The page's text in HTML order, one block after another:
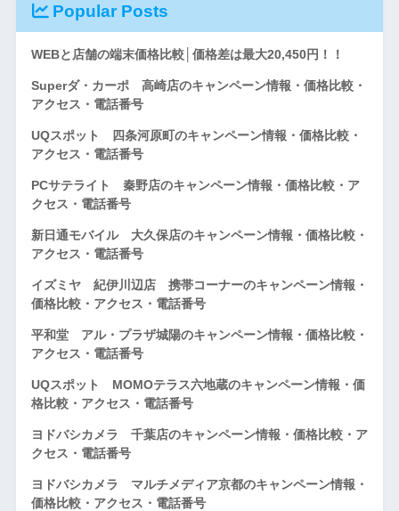
Popular Posts
WEBと店舗の端末価格比較│価格差は最大20,450円！！
Superダ・カーポ 高崎店のキャンペーン情報・価格比較・
アクセス・電話番号
UQスポット 四条河原町のキャンペーン情報・価格比較・
アクセス・電話番号
PCサテライト 秦野店のキャンペーン情報・価格比較・ア
クセス・電話番号
新日通モバイル 大久保店のキャンペーン情報・価格比較・
アクセス・電話番号
イズミヤ 紀伊川辺店 携帯コーナーのキャンペーン情報・
価格比較・アクセス・電話番号
平和堂 アル・プラザ城陽のキャンペーン情報・価格比較・
アクセス・電話番号
UQスポット MOMOテラス六地蔵のキャンペーン情報・価
格比較・アクセス・電話番号
ヨドバシカメラ 千葉店のキャンペーン情報・価格比較・ア
クセス・電話番号
ヨドバシカメラ マルチメディア京都のキャンペーン情報・
価格比較・アクセス・電話番号